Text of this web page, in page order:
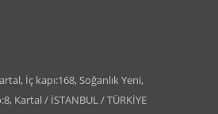
İç kapı:168, Soğanlık Yeni,
Kartal / İSTANBUL / TÜRKİYE